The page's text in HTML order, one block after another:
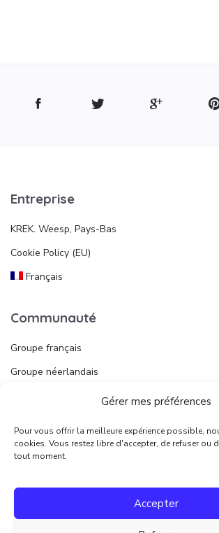
Gérer mes préférences
Pour vous offrir la meilleure expérience possible,
cookies. Vous restez libre d'accepter, de refuser ou
tout moment.
Accepter
Entreprise
KREK. Weesp, Pays-Bas
Cookie Policy (EU)
Français
Communauté
Groupe français
Groupe néerlandais
Publier une annonce
Juridique
Conditions d’utilisation